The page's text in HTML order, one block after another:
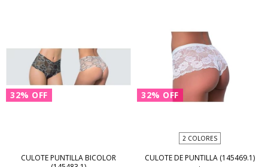
32% OFF
CULOTE PUNTILLA BICOLOR
32% OFF
2 COLORES
CULOTE DE PUNTILLA (145469.1)